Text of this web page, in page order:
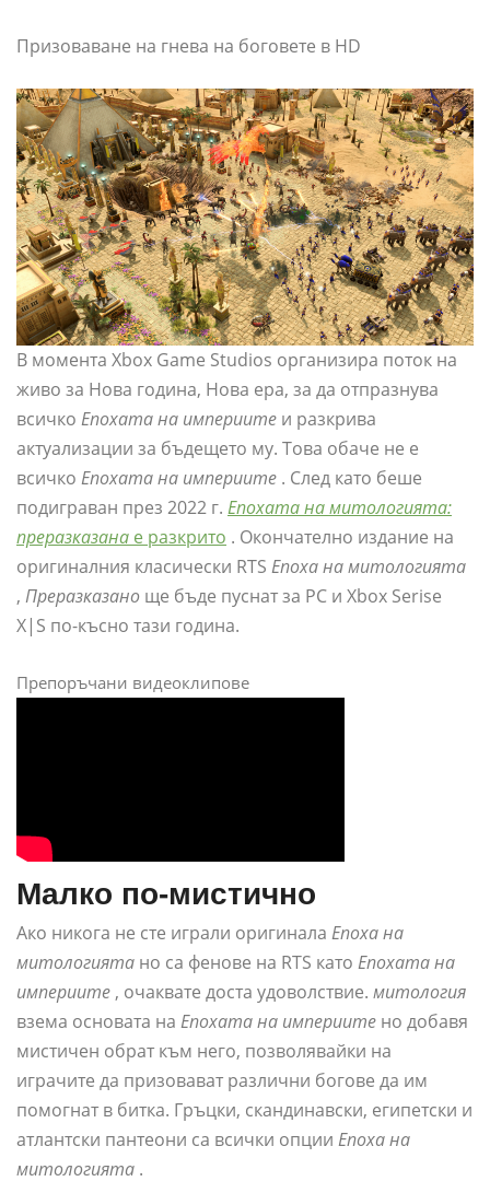
Призоваване на гнева на боговете в HD
В момента Xbox Game Studios организира поток на
живо за Нова година, Нова ера, за да отпразнува
всичко Епохата на империите и разкрива
актуализации за бъдещето му. Това обаче не е
всичко Епохата на империите . След като беше
подиграван през 2022 г. Епохата на митологията:
преразказана е разкрито . Окончателно издание на
оригиналния класически RTS Епоха на митологията
, Преразказано ще бъде пуснат за PC и Xbox Serise
X|S по-късно тази година.
Препоръчани видеоклипове
Малко по-мистично
Ако никога не сте играли оригинала Епоха на
митологията но са фенове на RTS като Епохата на
империите , очаквате доста удоволствие. митология
взема основата на Епохата на империите но добавя
мистичен обрат към него, позволявайки на
играчите да призовават различни богове да им
помогнат в битка. Гръцки, скандинавски, египетски и
атлантски пантеони са всички опции Епоха на
митологията .